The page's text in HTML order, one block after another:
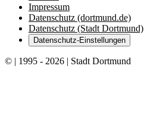
Impressum
Datenschutz (dortmund.de)
Datenschutz (Stadt Dortmund)
Datenschutz-Einstellungen
© | 1995 - 2026 | Stadt Dortmund